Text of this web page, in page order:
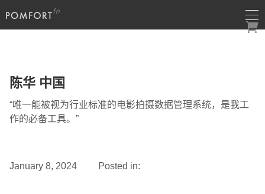
陈华 中国
“唯一能被视为行业标准的电影拍摄数据管理系统，是我工
作的必备工具。”
January 8, 2024 Posted in: